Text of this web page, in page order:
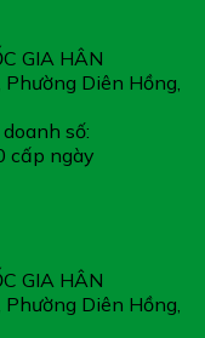
GIA HÂN
Diên Hồng,
số:
cấp ngày
GIA HÂN
Diên Hồng,